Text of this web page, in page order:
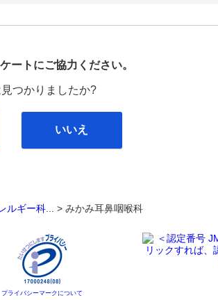
ートにご協力ください。
つかりましたか?
いいえ
ルギー科 ... > みかみ耳鼻咽喉科
プライバシーマークについて